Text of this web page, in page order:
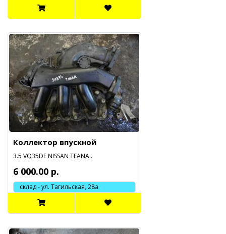
Коллектор впускной
3.5 VQ35DE NISSAN TEANA..
6 000.00 р.
склад - ул. Тагильская, 28а